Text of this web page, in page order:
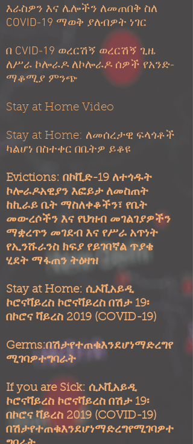
እራስዎን እና ሌሎችን ለመጠበቅ ስለ
COVID-19 ማወቅ ያለብዎት ነገር
በ CVID-19 ወረርሽኝ ወረርሽኝ ጊዜ
ለሥራ ኮሎራዶ ለኮሎራዶ ሰዎች የአንድ-
ማቆሚያ ምንጭ
Stay at Home Video
Stay at Home: ለመሰረታዊ ፍላጎቶች
ካልሆነ በስተቀር በቤትዎ ይቆዩ
Evictions: በኮቪድ-19 ለተጎዱት
ኮሎራዶአዊያን እፎይታ ለመስጠት
ከኪራይ ቤት ማስለቀቆችን፣ የቤት
መውረሶችን እና የህዝብ መገልገያዎችን
ማቋረጥን መገደብ እና የሥራ አጥነት
የኢንሹራንስ ክፍያ የይገባኛል ጥያቄ
ሂደት ማፋጠን ትዕዛዝ
Stay at Home: ሲኦቪአይዲ
ኮሮናቫይረስ ኮሮናቫይረስ በሽታ 19፡
በኮሮና ቫይረስ 2019 (COVID-19)
Germs:በሽታየተጠቁእንደሆነማድረግየ
ሚገባዎተግባራት
If you are Sick: ሲኦቪአይዲ
ኮሮናቫይረስ ኮሮናቫይረስ በሽታ 19፡
በኮሮና ቫይረስ 2019 (COVID-19)
በሽታየተጠቁእንደሆነማድረግየሚገባዎተ